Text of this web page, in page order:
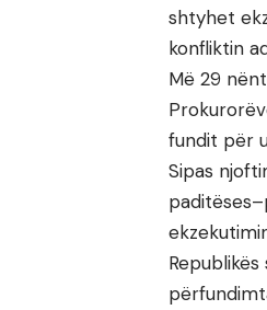
shtyhet
konfliktin
Më 29
fundit për
Sipas